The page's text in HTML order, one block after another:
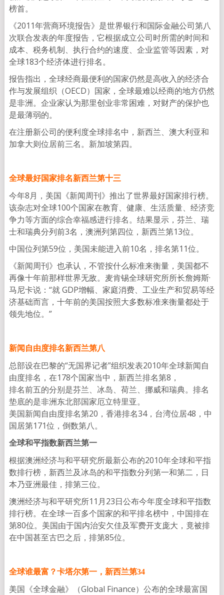
榜首。
《2011年营商环境报告》是世界银行和国际金融公司第八
次联合发表的年度报告，它根据成立公司时所需的时间和
成本、税务机制、执行合约的速度、企业监管等因素，对
全球183个经济体进行排名。
报告指出，全球经商最便利的国家仍然是高收入的经济合
作与发展组织（OECD）国家，全球最难以经商的地方仍然
是非洲。企业家认为那里创业非常困难，对财产的保护也
是最薄弱的。
在注册新公司的便利度全球排名中，新西兰、澳大利亚和
加拿大则位居前三名。新加坡第四。
全球最好国家排名新西兰第十三
今年8月，美国《新闻周刊》推出了世界最好国家排行榜。
该杂志对全球100个国家在教育、健康、生活质量、经济竞
争力等方面的综合幸福感进行排名。结果显示，芬兰、瑞
士和瑞典分列前3名，澳洲列第四位，新西兰第13位。
中国位列第59位，美国未能进入前10名，排名第11位。
《新闻周刊》也承认，不管按什么标准来衡量，美国都不
再像十年前那样世界无敌。麦肯锡全球研究所所长詹姆斯·
马尼卡说：“就 GDP增幅、家庭消费、工业生产和贸易等经
济基础而言，十年前的美国按照大多数标准来衡量都处于
领先地位。”
新闻自由度排名新西兰第八
总部设在巴黎的“无国界记者”组织发表2010年全球新闻自
由度排名，在178个国家当中，新西兰排名第8，
排名前五的分别是芬兰、冰岛、荷兰、挪威和瑞典。排名
垫底的是非洲东北部国家厄立特里亚。
美国新闻自由度排名第20，香港排名34，台湾位居48，中
国居第171位，倒数第八。
全球和平指数新西兰第一
根据澳洲经济与和平研究所最新公布的2010年全球和平指
数排行榜，新西兰及冰岛的和平指数分列第一和第二，日
本乃亚洲最佳，排第三位。
澳洲经济与和平研究所11月23日公布今年度全球和平指数
排行榜。在全球一百多个国家的和平排名榜中，中国排在
第80位。美国由于国内治安欠佳及军费开支庞大，竟被排
在中国甚至古巴之后，排第85位。
全球谁最富？卡塔尔第一，新西兰第34
美国《全球金融》（Global Finance）公布的全球最富国